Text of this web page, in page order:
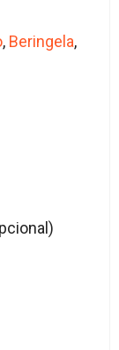
, Beringela,